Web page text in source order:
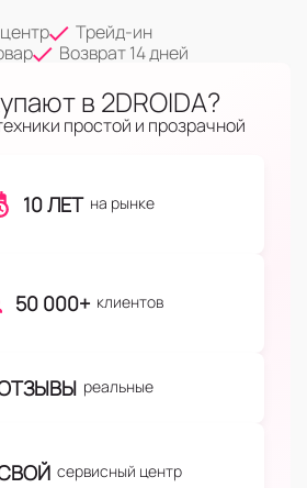
Трейд-ин
Возврат 14 дней
в 2DROIDA?
простой и прозрачной
10 ЛЕТ на рынке
50 000+ клиентов
реальные
сервисный центр